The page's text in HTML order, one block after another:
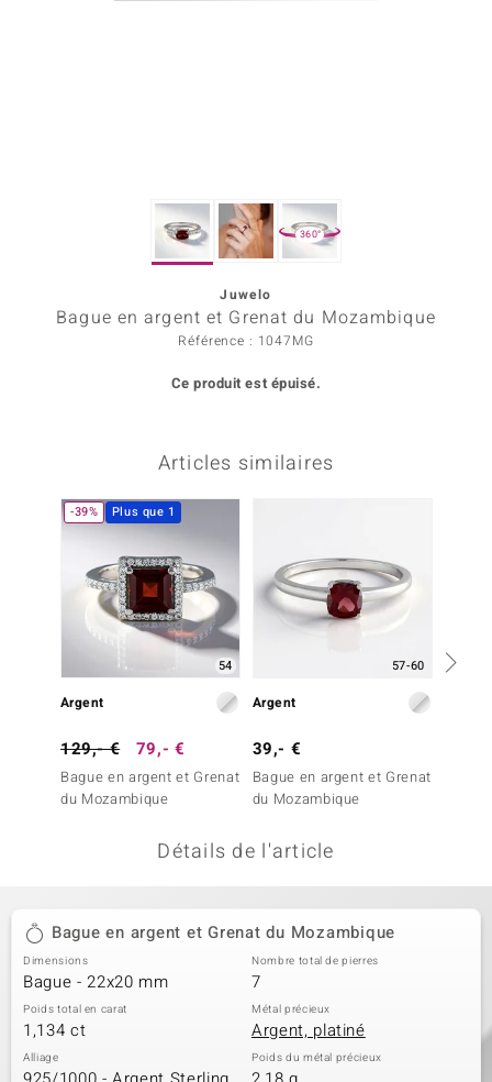
360°
Juwelo
Bague en argent et Grenat du Mozambique
Référence : 1047MG
Ce produit est épuisé.
Articles similaires
-39% Plus que 1
54
Argent
129,- € 79,- €
Bague en argent et Grenat
du Mozambique
57-60
Argent
39,- €
Bague en argent et Grenat
du Mozambique
Détails de l'article
Bague en argent et Grenat du Mozambique
Dimensions
Bague - 22x20 mm
Nombre total de pierres
7
Poids total en carat
1,134 ct
Métal précieux
Argent, platiné
Alliage Poids du métal précieux